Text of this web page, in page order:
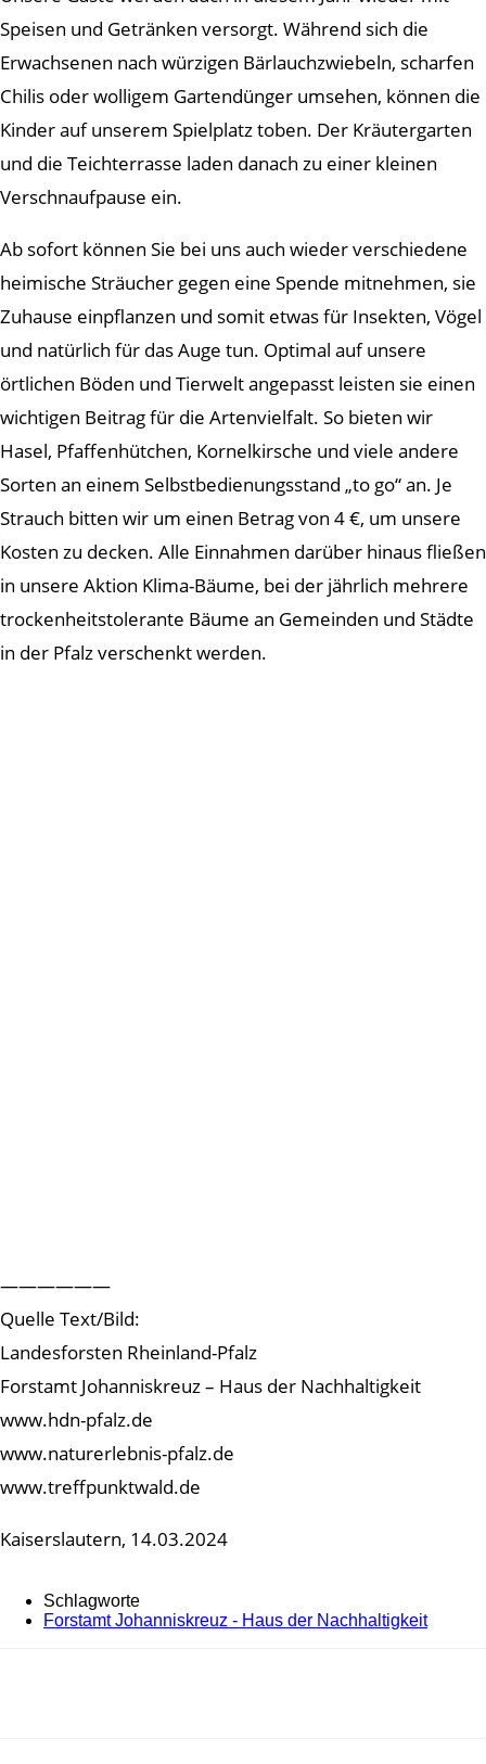
Speisen und Getränken versorgt. Während sich die
Erwachsenen nach würzigen Bärlauchzwiebeln, scharfen
Chilis oder wolligem Gartendünger umsehen, können die
Kinder auf unserem Spielplatz toben. Der Kräutergarten
und die Teichterrasse laden danach zu einer kleinen
Verschnaufpause ein.
Ab sofort können Sie bei uns auch wieder verschiedene
heimische Sträucher gegen eine Spende mitnehmen, sie
Zuhause einpflanzen und somit etwas für Insekten, Vögel
und natürlich für das Auge tun. Optimal auf unsere
örtlichen Böden und Tierwelt angepasst leisten sie einen
wichtigen Beitrag für die Artenvielfalt. So bieten wir
Hasel, Pfaffenhütchen, Kornelkirsche und viele andere
Sorten an einem Selbstbedienungsstand „to go“ an. Je
Strauch bitten wir um einen Betrag von 4 €, um unsere
Kosten zu decken. Alle Einnahmen darüber hinaus fließen
in unsere Aktion Klima-Bäume, bei der jährlich mehrere
trockenheitstolerante Bäume an Gemeinden und Städte
in der Pfalz verschenkt werden.
——————
Quelle Text/Bild:
Landesforsten Rheinland-Pfalz
Forstamt Johanniskreuz – Haus der Nachhaltigkeit
www.hdn-pfalz.de
www.naturerlebnis-pfalz.de
www.treffpunktwald.de
Kaiserslautern, 14.03.2024
Schlagworte
Forstamt Johanniskreuz - Haus der Nachhaltigkeit